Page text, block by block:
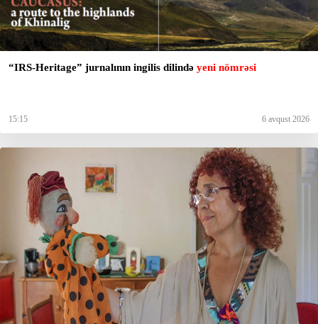
“IRS-Heritage” jurnalının ingilis dilində yeni nömrəsi
15:15 6 avqust 2026